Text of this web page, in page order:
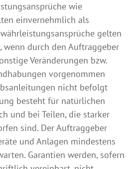
wie
einvernehmlich als
gelten
wenn durch den Auftraggeber
Veränderungen bzw.
vorgenommen
nicht befolgt
besteht für natürlichen
und bei Teilen, die starker
sind. Der Auftraggeber
und Anlagen mindestens
Garantien werden, sofern